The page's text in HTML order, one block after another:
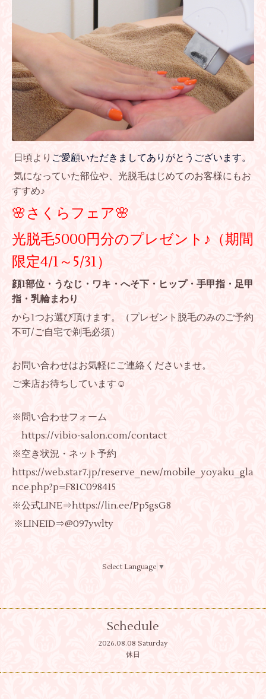
日頃より ご愛顧いただきましてありがとうございます。
気になっていた部位や、光脱毛はじめてのお客様にもお
すすめ♪
🌸さくらフェア🌸
光脱毛5000円分のプレゼント♪（期間
限定4/1～5/31）
顔1部位・うなじ・ワキ・へそ下・ヒップ・手甲指・足甲
指・乳輪まわり
から1つお選び頂けます。（プレゼント脱毛のみのご予約
不可/ご自宅で剃毛必須）
お問い合わせはお気軽にご連絡くださいませ。
ご来店お待ちしています☺
※問い合わせフォーム
https://vibio-salon.com/contact
※空き状況・ネット予約
https://web.star7.jp/reserve_new/mobile_yoyaku_gla
nce.php?p=F81C098415
※公式LINE⇒https://lin.ee/Pp5gsG8
※LINEID⇒@097ywlty
Select Language ▼
Schedule
2026.08.08 Saturday
休日